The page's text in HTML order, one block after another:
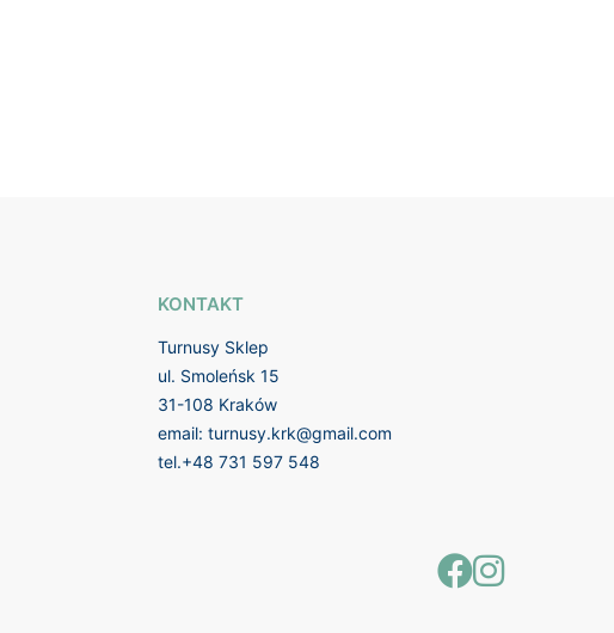
KONTAKT
Turnusy Sklep
ul. Smoleńsk 15
31-108 Kraków
email: turnusy.krk@gmail.com
tel.+48 731 597 548